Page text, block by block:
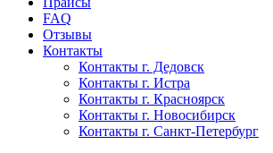
FAQ
Отзывы
Контакты
Контакты г. Дедовск
Контакты г. Истра
Контакты г. Красноярск
Контакты г. Новосибирск
Контакты г. Санкт-Петербург